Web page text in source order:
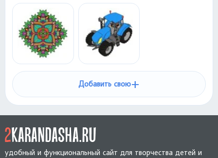
Добавить свою+
удобный и функциональный сайт для творчества детей и